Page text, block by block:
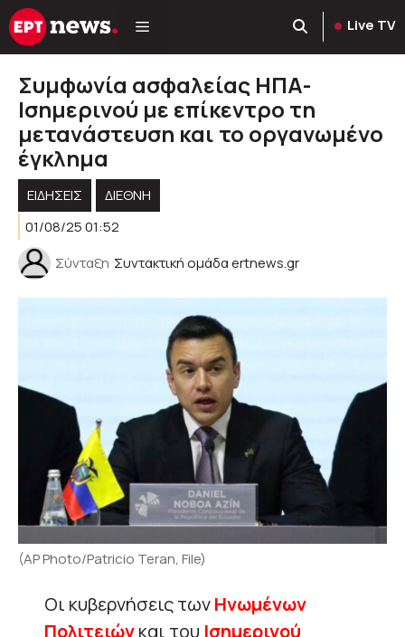
Μετάβαση
σε
Live TV
Συμφωνία ασφαλείας ΗΠΑ-
Ισημερινού με επίκεντρο τη
μετανάστευση και το οργανωμένο
έγκλημα
ΕΙΔΗΣΕΙΣ
ΔΙΕΘΝΗ
01/08/25 01:52
Σύνταξη Συντακτική ομάδα ertnews.gr
(AP Photo/Patricio Teran, File)
Οι κυβερνήσεις τωνΗνωμένων
Πολιτειώνκαι του Ισημερινού